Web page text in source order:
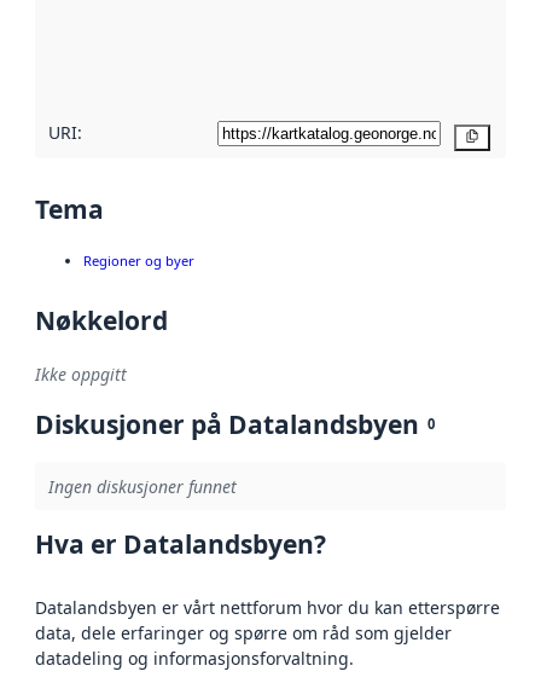
URI:
Tema
Regioner og byer
Nøkkelord
Ikke oppgitt
Diskusjoner på Datalandsbyen 0
Ingen diskusjoner funnet
Hva er Datalandsbyen?
Datalandsbyen er vårt nettforum hvor du kan etterspørre
data, dele erfaringer og spørre om råd som gjelder
datadeling og informasjonsforvaltning.